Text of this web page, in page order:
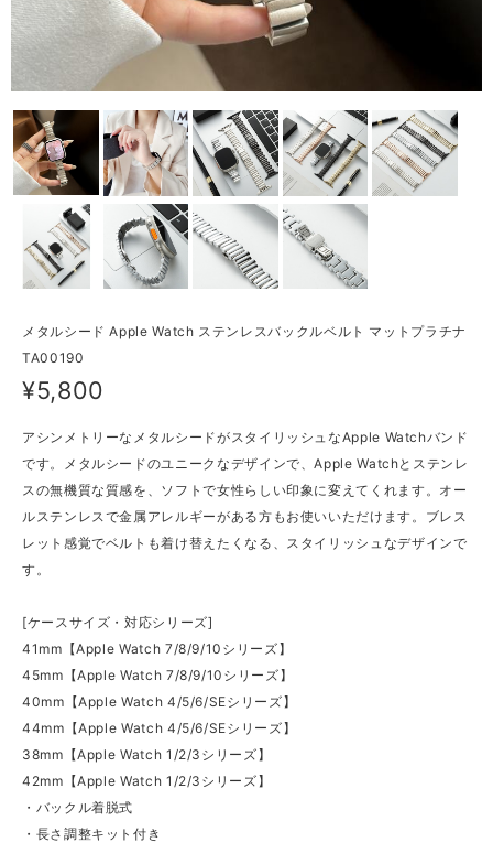
メタルシード Apple Watch ステンレスバックルベルト マットプラチナ
TA00190
¥5,800
アシンメトリーなメタルシードがスタイリッシュなApple Watchバンド
です。メタルシードのユニークなデザインで、Apple Watchとステンレ
スの無機質な質感を、ソフトで女性らしい印象に変えてくれます。オー
ルステンレスで金属アレルギーがある方もお使いいただけます。ブレス
レット感覚でベルトも着け替えたくなる、スタイリッシュなデザインで
す。
[ケースサイズ・対応シリーズ]
41mm【Apple Watch 7/8/9/10シリーズ】
45mm【Apple Watch 7/8/9/10シリーズ】
40mm【Apple Watch 4/5/6/SEシリーズ】
44mm【Apple Watch 4/5/6/SEシリーズ】
38mm【Apple Watch 1/2/3シリーズ】
42mm【Apple Watch 1/2/3シリーズ】
・バックル着脱式
・長さ調整キット付き